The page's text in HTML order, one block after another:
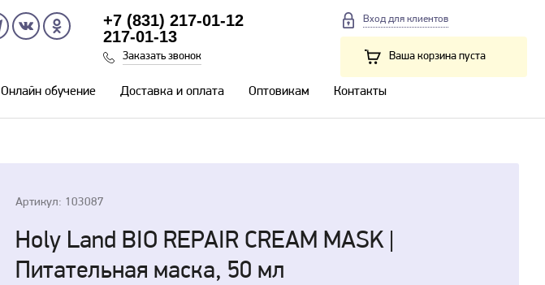
+7 (831) 217-01-12
217-01-13
Заказать звонок
Вход для клиентов
Ваша корзина пуста
Онлайн обучение Доставка и оплата Оптовикам Контакты
Артикул: 103087
Holy Land BIO REPAIR CREAM MASK |
Питательная маска, 50 мл